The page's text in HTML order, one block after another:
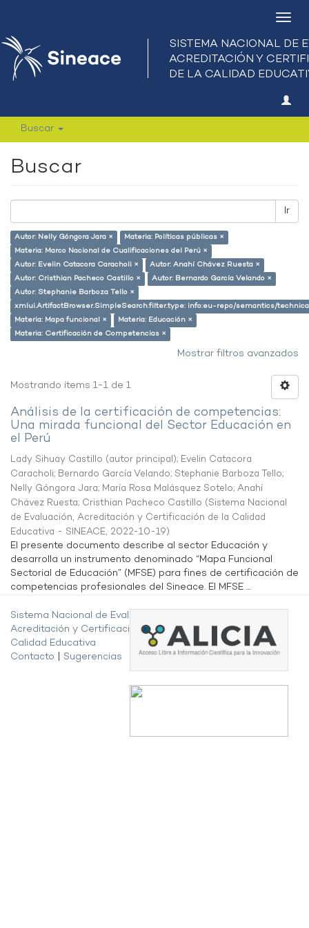
Buscar
Buscar
Ir
Autor: Nelly Góngora Jara ×
Materia: Políticas públicas ×
Materia: Marco Nacional de Cualificaciones del Perú ×
Autor: Evelin Catacora Caracholi ×
Autor: Anahí Chávez Ruesta ×
Autor: Cristhian Pacheco Castillo ×
Autor: Bernardo García Velando ×
Autor: Stephanie Barboza Tello ×
xmlui.ArtifactBrowser.SimpleSearch.filter.type: info:eu-repo/semantics/
Materia: Mapa funcional ×
Materia: Educación ×
Materia: Certificación de Competencias ×
Mostrar filtros avanzados
Mostrando ítems 1-1 de 1
Análisis de la certificación de competencias:
Una mirada funcional del Sector Educación en
el Perú
Lady Sihuay Castillo (autor principal); Evelin Catacora
Caracholi; Bernardo García Velando; Stephanie Barboza Tello;
Nelly Góngora Jara; María Rosa Malásquez Sotelo; Anahí
Chávez Ruesta; Cristhian Pacheco Castillo (Sistema Nacional
de Evaluación, Acreditación y Certificación de la Calidad
Educativa - SINEACE, 2022-10-19)
El presente documento describe al sector Educación y
desarrolla un instrumento denominado “Mapa Funcional
Sectorial de Educación” (MFSE) para fines de certificación de
competencias profesionales del Sineace. El MFSE ...
Sistema Nacional de Evaluación,
Acreditación y Certificación de la
Calidad Educativa
Contacto
Sugerencias